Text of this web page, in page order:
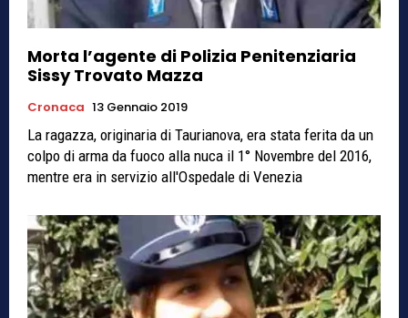
Morta l’agente di Polizia Penitenziaria
Sissy Trovato Mazza
Cronaca 13 Gennaio 2019
La ragazza, originaria di Taurianova, era stata ferita da un
colpo di arma da fuoco alla nuca il 1° Novembre del 2016,
mentre era in servizio all'Ospedale di Venezia